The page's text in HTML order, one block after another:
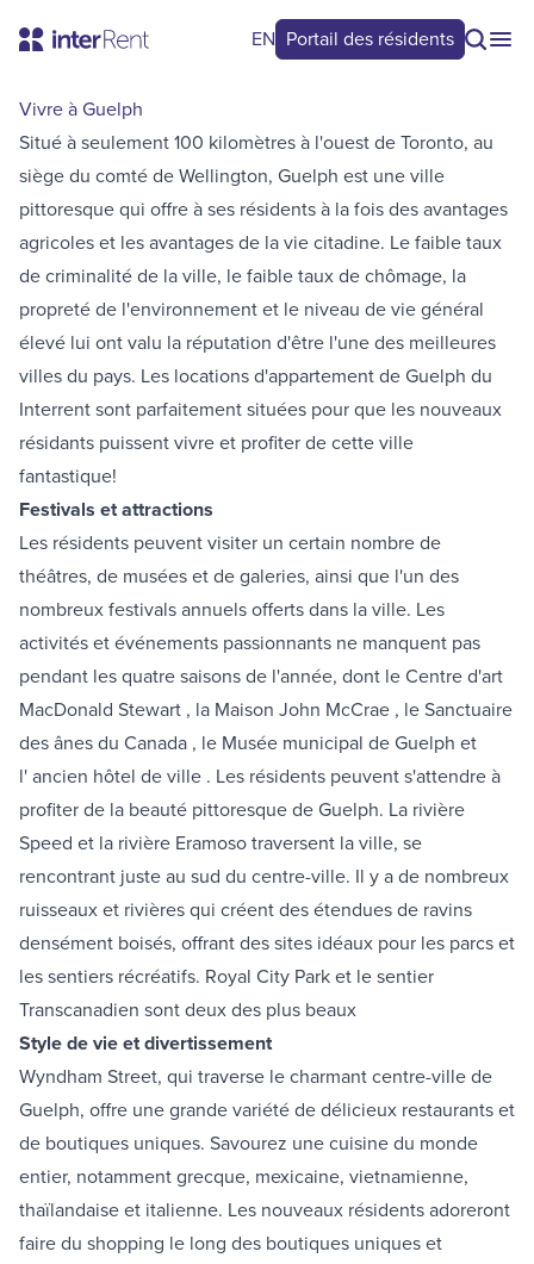
EN Portail des résidents
Vivre à Guelph
Situé à seulement 100 kilomètres à l'ouest de Toronto, au
siège du comté de Wellington, Guelph est une ville
pittoresque qui offre à ses résidents à la fois des avantages
agricoles et les avantages de la vie citadine. Le faible taux
de criminalité de la ville, le faible taux de chômage, la
propreté de l'environnement et le niveau de vie général
élevé lui ont valu la réputation d'être l'une des meilleures
villes du pays. Les locations d'appartement de Guelph du
Interrent sont parfaitement situées pour que les nouveaux
résidants puissent vivre et profiter de cette ville
fantastique!
Festivals et attractions
Les résidents peuvent visiter un certain nombre de
théâtres, de musées et de galeries, ainsi que l'un des
nombreux festivals annuels offerts dans la ville. Les
activités et événements passionnants ne manquent pas
pendant les quatre saisons de l'année, dont leCentre d'art
MacDonald Stewart , la Maison John McCrae , leSanctuaire
des ânes du Canada , le Musée municipal de Guelph et
l'ancien hôtel de ville . Les résidents peuvent s'attendre à
profiter de la beauté pittoresque de Guelph. La rivière
Speed ​​et la rivière Eramoso traversent la ville, se
rencontrant juste au sud du centre-ville. Il y a de nombreux
ruisseaux et rivières qui créent des étendues de ravins
densément boisés, offrant des sites idéaux pour les parcs et
les sentiers récréatifs. Royal City Parket lesentier
Transcanadien sont deux des plus beaux
Style de vie et divertissement
Wyndham Street, qui traverse le charmant centre-ville de
Guelph, offre une grande variété de délicieux restaurants et
de boutiques uniques. Savourez une cuisine du monde
entier, notamment grecque, mexicaine, vietnamienne,
thaïlandaise et italienne. Les nouveaux résidents adoreront
faire du shopping le long des boutiques uniques et